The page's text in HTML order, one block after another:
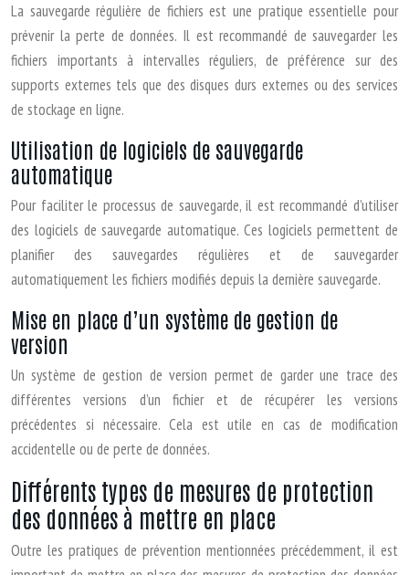
La sauvegarde régulière de fichiers est une pratique essentielle pour
prévenir la perte de données. Il est recommandé de sauvegarder les
fichiers importants à intervalles réguliers, de préférence sur des
supports externes tels que des disques durs externes ou des services
de stockage en ligne.
Utilisation de logiciels de sauvegarde
automatique
Pour faciliter le processus de sauvegarde, il est recommandé d’utiliser
des logiciels de sauvegarde automatique. Ces logiciels permettent de
planifier des sauvegardes régulières et de sauvegarder
automatiquement les fichiers modifiés depuis la dernière sauvegarde.
Mise en place d’un système de gestion de
version
Un système de gestion de version permet de garder une trace des
différentes versions d’un fichier et de récupérer les versions
précédentes si nécessaire. Cela est utile en cas de modification
accidentelle ou de perte de données.
Différents types de mesures de protection
des données à mettre en place
Outre les pratiques de prévention mentionnées précédemment, il est